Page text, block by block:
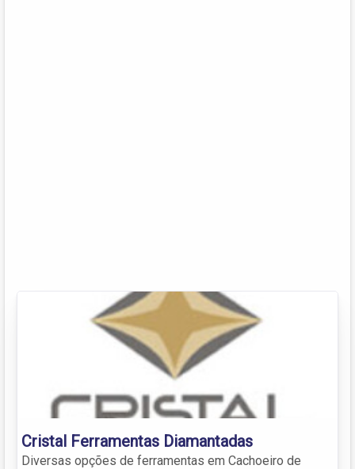
Cristal Ferramentas Diamantadas
Diversas opções de ferramentas em Cachoeiro de